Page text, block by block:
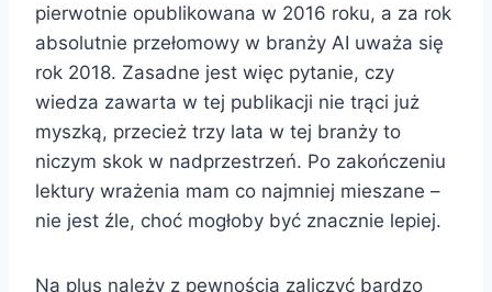
pierwotnie opublikowana w 2016 roku, a za rok
absolutnie przełomowy w branży AI uważa się
rok 2018. Zasadne jest więc pytanie, czy
wiedza zawarta w tej publikacji nie trąci już
myszką, przecież trzy lata w tej branży to
niczym skok w nadprzestrzeń. Po zakończeniu
lektury wrażenia mam co najmniej mieszane –
nie jest źle, choć mogłoby być znacznie lepiej.
Na plus należy z pewnością zaliczyć bardzo